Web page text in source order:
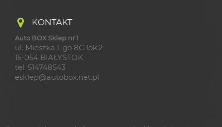
KONTAKT
Auto BOX Sklep nr 1
ul. Mieszka I-go 8C lok.2
15-054 BIAŁYSTOK
tel. 514748543
esklep@autobox.net.pl